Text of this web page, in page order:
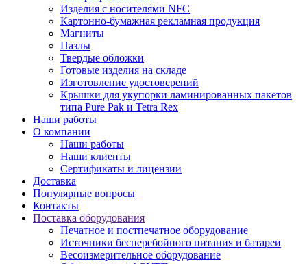
Изделия с носителями NFC
Картонно-бумажная рекламная продукция
Магниты
Пазлы
Твердые обложки
Готовые изделия на складе
Изготовление удостоверений
Крышки для укупорки ламинированных пакетов
типа Pure Pak и Tetra Rex
Наши работы
О компании
Наши работы
Наши клиенты
Сертификаты и лицензии
Доставка
Популярные вопросы
Контакты
Поставка оборудования
Печатное и постпечатное оборудование
Источники бесперебойного питания и батареи
Весоизмерительное оборудование